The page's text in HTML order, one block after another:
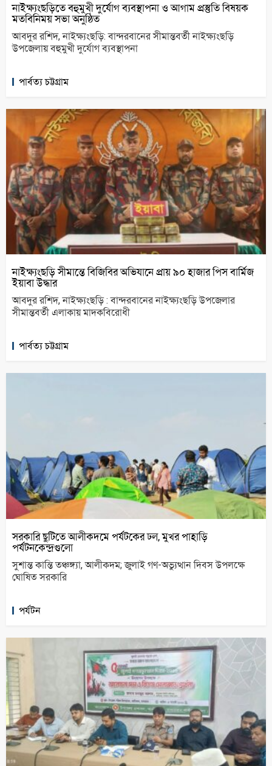
নাইক্ষ্যংছড়িতে বহুমুখী দুর্যোগ ব্যবস্থাপনা ও আগাম প্রস্তুতি বিষয়ক
মতবিনিময় সভা অনুষ্ঠিত
আবদুর রশিদ, নাইক্ষ্যংছড়ি: বান্দরবানের সীমান্তবর্তী নাইক্ষ্যংছড়ি
উপজেলায় বহুমুখী দুর্যোগ ব্যবস্থাপনা
পার্বত্য চট্টগ্রাম
নাইক্ষ্যংছড়ি সীমান্তে বিজিবির অভিযানে প্রায় ৯০ হাজার পিস বার্মিজ
ইয়াবা উদ্ধার
আবদুর রশিদ, নাইক্ষ্যংছড়ি : বান্দরবানের নাইক্ষ্যংছড়ি উপজেলার
সীমান্তবর্তী এলাকায় মাদকবিরোধী
পার্বত্য চট্টগ্রাম
সরকারি ছুটিতে আলীকদমে পর্যটকের ঢল, মুখর পাহাড়ি
পর্যটনকেন্দ্রগুলো
সুশান্ত কান্তি তঞ্চঙ্গ্যা, আলীকদম; জুলাই গণ-অভ্যুত্থান দিবস উপলক্ষে
ঘোষিত সরকারি
পর্যটন